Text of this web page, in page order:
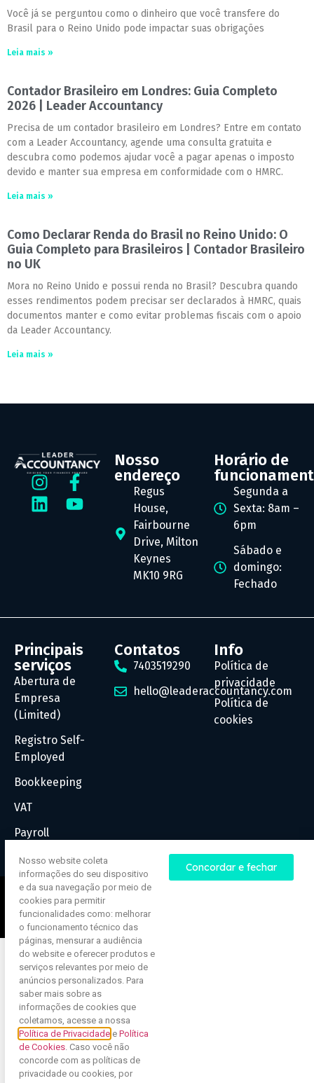
Você já se perguntou como o dinheiro que você transfere do
Brasil para o Reino Unido pode impactar suas obrigações
Leia mais »
Contador Brasileiro em Londres: Guia Completo
2026 | Leader Accountancy
Precisa de um contador brasileiro em Londres? Entre em contato
com a Leader Accountancy, agende uma consulta gratuita e
descubra como podemos ajudar você a pagar apenas o imposto
devido e manter sua empresa em conformidade com o HMRC.
Leia mais »
Como Declarar Renda do Brasil no Reino Unido: O
Guia Completo para Brasileiros | Contador Brasileiro
no UK
Mora no Reino Unido e possui renda no Brasil? Descubra quando
esses rendimentos podem precisar ser declarados à HMRC, quais
documentos manter e como evitar problemas fiscais com o apoio
da Leader Accountancy.
Leia mais »
Nosso
endereço
Regus
House,
Fairbourne
Drive, Milton
Keynes
MK10 9RG
Horário de
Segunda a
Sexta: 8am –
6pm
Sábado e
domingo:
Fechado
Principais
serviços
Abertura de
Empresa
(Limited)
Registro Self-
Employed
Bookkeeping
VAT
Payroll
Contatos
7403519290
hello@leaderaccountancy.com
Info
Política de
privacidade
Política de
cookies
© Todos os direitos reservados
Desenvolvimento de website | Jazzweb.uk
Nosso website coleta
informações do seu dispositivo
e da sua navegação por meio de
cookies para permitir
funcionalidades como: melhorar
o funcionamento técnico das
páginas, mensurar a audiência
do website e oferecer produtos e
serviços relevantes por meio de
anúncios personalizados. Para
saber mais sobre as
informações de cookies que
coletamos, acesse a nossa
Política de Privacidadee Política
de Cookies. Caso você não
concorde com as políticas de
privacidade ou cookies, por
Concordar e fechar